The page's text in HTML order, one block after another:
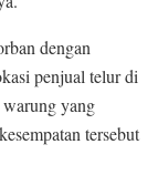
dengan
penjual telur di
yang
tersebut